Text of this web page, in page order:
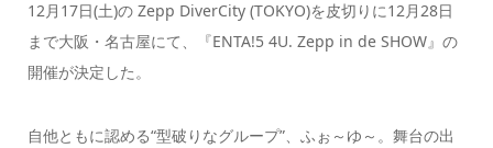
12月17日(土)の Zepp DiverCity (TOKYO)を皮切りに12月28日
まで大阪・名古屋にて、『ENTA!5 4U. Zepp in de SHOW』の
開催が決定した。
自他ともに認める“型破りなグループ”、ふぉ～ゆ～。舞台の出